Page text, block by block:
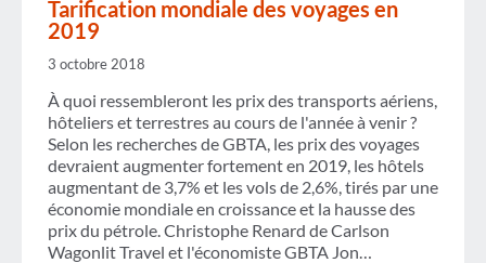
Tarification mondiale des voyages en
2019
3 octobre 2018
À quoi ressembleront les prix des transports aériens,
hôteliers et terrestres au cours de l'année à venir ?
Selon les recherches de GBTA, les prix des voyages
devraient augmenter fortement en 2019, les hôtels
augmentant de 3,7% et les vols de 2,6%, tirés par une
économie mondiale en croissance et la hausse des
prix du pétrole. Christophe Renard de Carlson
Wagonlit Travel et l'économiste GBTA Jon…